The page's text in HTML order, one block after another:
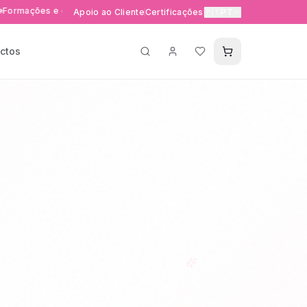
e eventos exclusivos Entrega rápida 24-48h em
Apoio ao ClienteCertificações🇵🇹